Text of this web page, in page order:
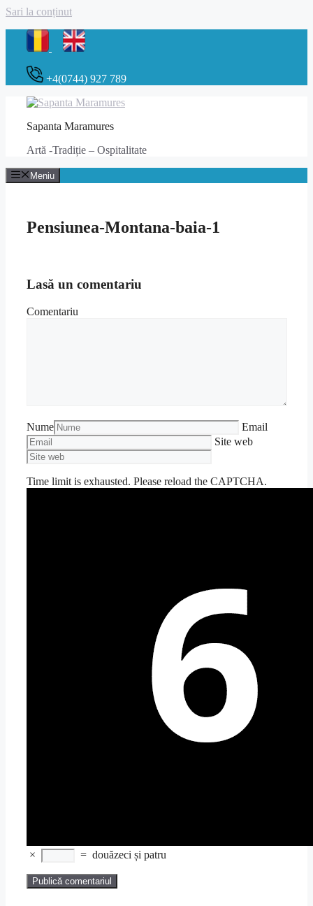
Sari la conținut
+4(0744) 927 789
Sapanta Maramures
Artă -Tradiție – Ospitalitate
Meniu
Pensiunea-Montana-baia-1
Lasă un comentariu
Comentariu
Nume
Email
Site web
Time limit is exhausted. Please reload the CAPTCHA.
× = douăzeci și patru